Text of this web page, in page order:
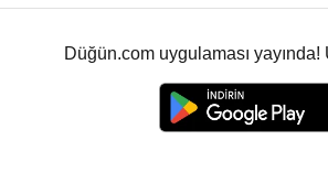
Düğün.com uygulaması